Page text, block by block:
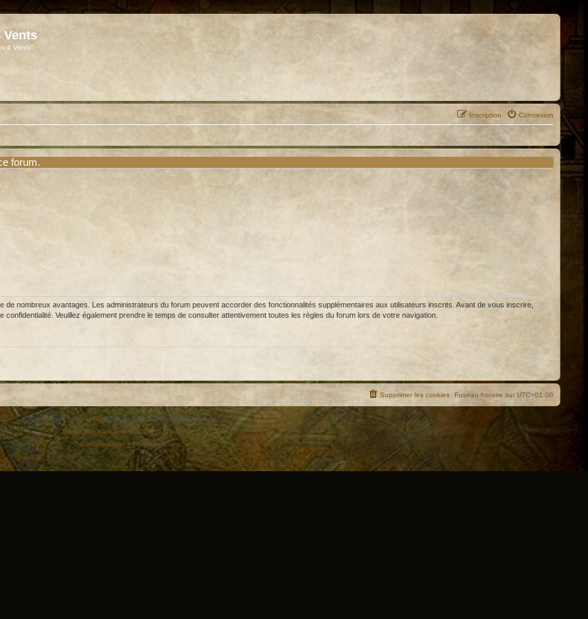
Vents
4 Vents"
Connexion
Inscription
forum.
nombreux avantages. Les administrateurs du forum peuvent accorder des fonctionnalités supplémentaires aux utilisateurs inscrits. Avant de vous inscrire,
Veuillez également prendre le temps de consulter attentivement toutes les règles du forum lors de votre navigation.
Fuseau horaire sur UTC+01:00
Supprimer les cookies
Développé par phpBB® Forum Software © phpBB Limited
Traduction française officielle© Qiaeru
Confidentialité |Conditions